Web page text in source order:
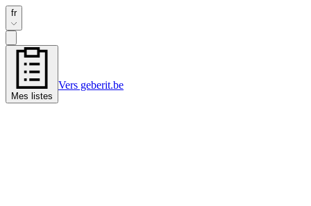
fr
Mes listes
Vers geberit.be